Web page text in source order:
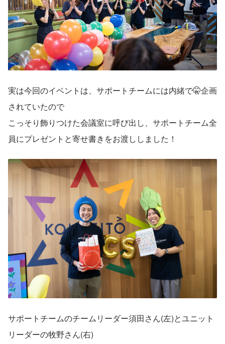
実は今回のイベントは、サポートチームには内緒で🤫企画
されていたので
こっそり飾りつけた会議室に呼び出し、サポートチーム全
員にプレゼントと寄せ書きをお渡ししました！
サポートチームのチームリーダー須田さん(左)とユニット
リーダーの牧野さん(右)